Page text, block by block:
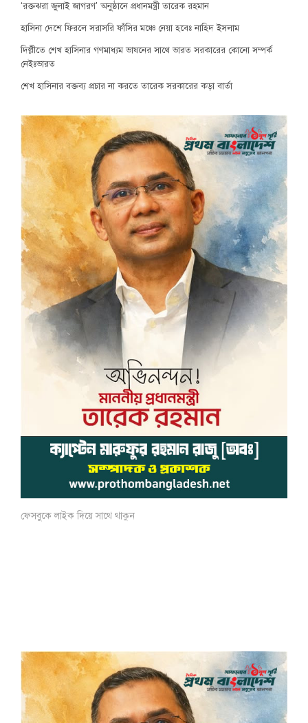
‘রক্তঝরা জুলাই জাগরণ’ অনুষ্ঠানে প্রধানমন্ত্রী তারেক রহমান
হাসিনা দেশে ফিরলে সরাসরি ফাঁসির মঞ্চে নেয়া হবেঃ নাহিদ ইসলাম
দিল্লীতে শেখ হাসিনার গণমাধ্যম ভাষনের সাথে ভারত সরকারের কোনো সম্পর্ক
নেইঃভারত
শেখ হাসিনার বক্তব্য প্রচার না করতে তারেক সরকারের কড়া বার্তা
ফেসবুকে লাইক দিয়ে সাথে থাকুন